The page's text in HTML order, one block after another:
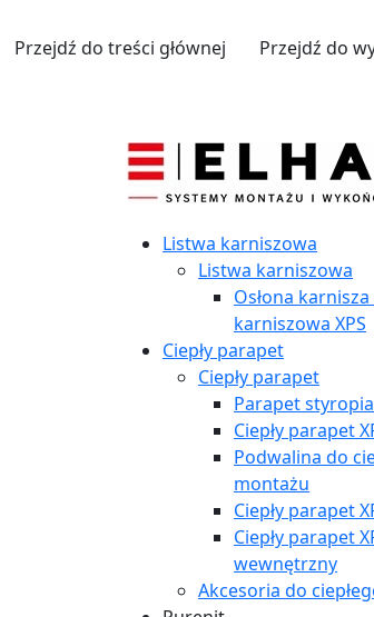
Przejdź do treści głównej Przejdź do
Listwa karniszowa
Listwa karniszowa
Osłona
karniszowa XPS
Ciepły parapet
Ciepły parapet
Parapet
Ciepły parapet
Podwalina do
montażu
Ciepły parapet
Ciepły parapet
wewnętrzny
Akcesoria do